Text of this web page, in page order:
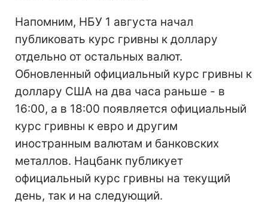
Напомним, НБУ 1 августа начал
публиковать курс гривны к доллару
отдельно от остальных валют.
Обновленный официальный курс гривны к
доллару США на два часа раньше - в
16:00, а в 18:00 появляется официальный
курс гривны к евро и другим
иностранным валютам и банковских
металлов. Нацбанк публикует
официальный курс гривны на текущий
день, так и на следующий.